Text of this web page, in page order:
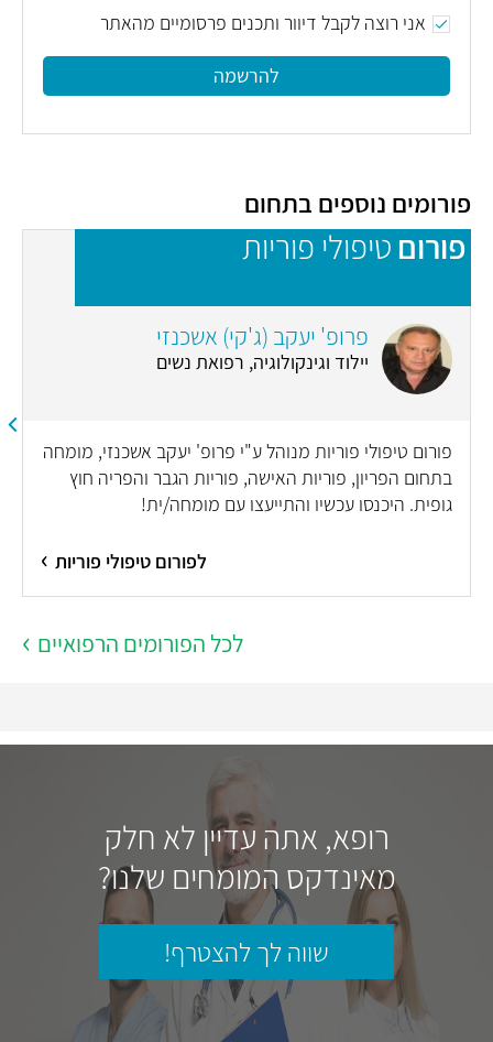
אני רוצה לקבל דיוור ותכנים פרסומיים מהאתר
להרשמה
פורומים נוספים בתחום
פורום טיפולי פוריות
פרופ' יעקב (ג'קי) אשכנזי
יילוד וגינקולוגיה, רפואת נשים
פורום טיפולי פוריות מנוהל ע"י פרופ' יעקב אשכנזי, מומחה
בתחום הפריון, פוריות האישה, פוריות הגבר והפריה חוץ
גופית. היכנסו עכשיו והתייעצו עם מומחה/ית!
לפורום טיפולי פוריות
לכל הפורומים הרפואיים
רופא, אתה עדיין לא חלק
מאינדקס המומחים שלנו?
שווה לך להצטרף!